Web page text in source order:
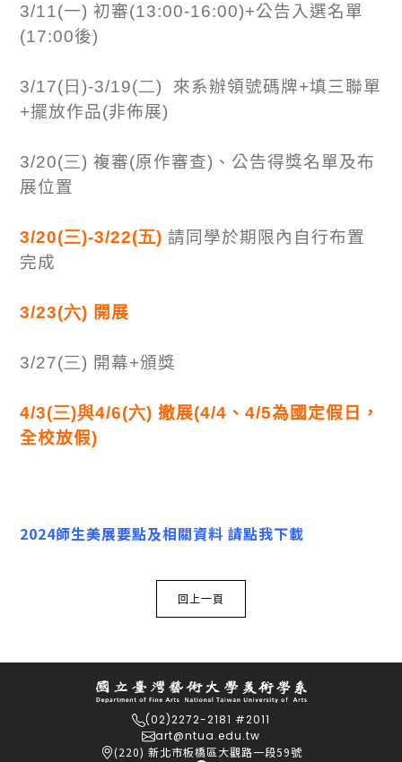
3/11(一) 初審(13:00-16:00)+公告入選名單
(17:00後)
3/17(日)-3/19(二)
來系辦領號碼牌+填三聯單
+擺放作品(非佈展)
3/20(三)複審(原作審查) 、公告得獎名單及布
展位置
3/20(三)-3/22(五) 請同學於期限內自行布置
完成
3/23(六) 開展
3/27(三) 開幕+頒獎
4/3(三)與4/6(六)撤展(4/4、4/5為國定假日，
全校放假)
2024師生美展要點及相關資料 請點我下載
回上一頁
(02)2272-2181 #2011
art@ntua.edu.tw
(220) 新北市板橋區大觀路一段59號